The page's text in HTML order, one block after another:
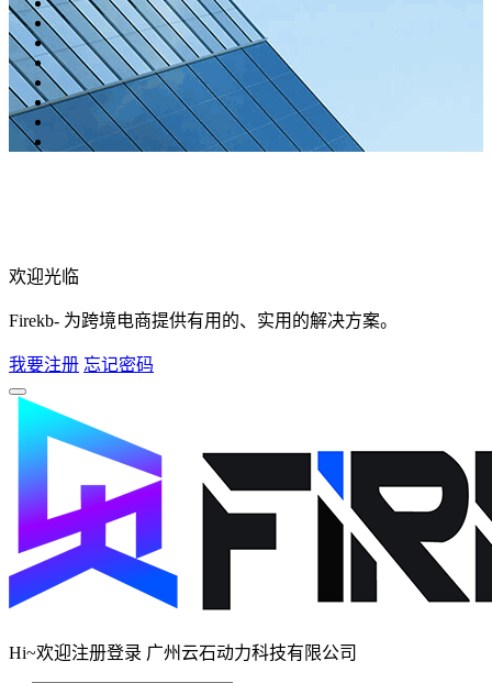
欢迎光临
Firekb- 为跨境电商提供有用的、实用的解决方案。
我要注册 忘记密码
Hi~欢迎注册登录 广州云石动力科技有限公司